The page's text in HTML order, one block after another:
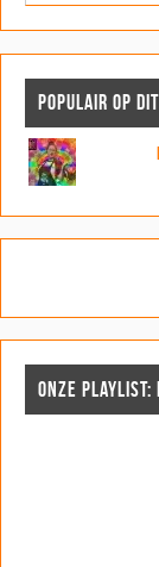
POPULAIR OP
ONZE PLAYLIST: